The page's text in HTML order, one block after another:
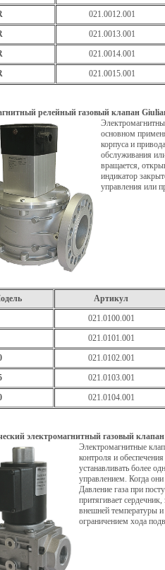
021.0012.001
021.0013.001
021.0014.001
021.0015.001
релейный газовый клапан
основном
корпуса и
обслуживания
вращается,
индикатор
управления или
Артикул
021.0100.001
021.0101.001
021.0102.001
021.0103.001
021.0104.001
электромагнитный газовый
Электромагнитные
контроля и
устанавливать более
управлением. Когда
Давление газа при
притягивает
внешней температуры и
ограничением хода